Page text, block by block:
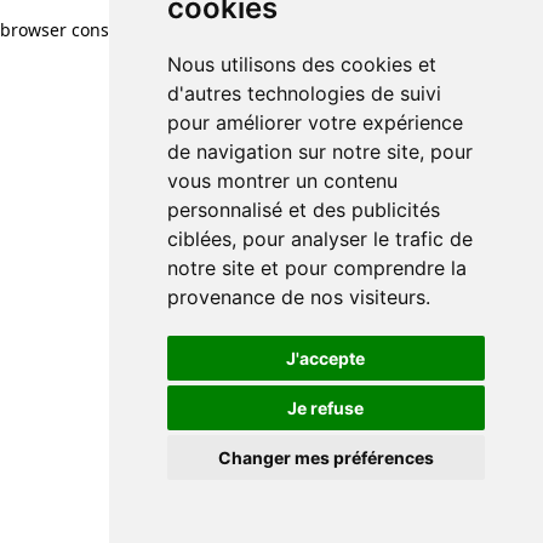
cookies
Nous utilisons des cookies et
d'autres technologies de suivi
pour améliorer votre expérience
de navigation sur notre site, pour
vous montrer un contenu
personnalisé et des publicités
ciblées, pour analyser le trafic de
notre site et pour comprendre la
provenance de nos visiteurs.
J'accepte
Je refuse
Changer mes préférences
browser console for more information)